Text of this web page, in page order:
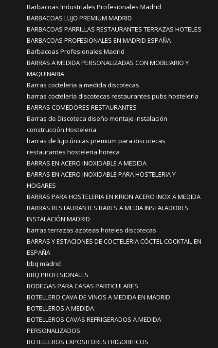
Barbacoas Industriales Profesionales Madrid
BARBACOAS LUJO PREMIUM MADRID
BARBACOAS PARRILLAS RESTAURANTES TERRAZAS HOTELES
BARBACOAS PROFESIONALES EN MADRID ESPAÑA
Barbacoas Profesionales Madrid
BARRAS A MEDIDA PERSONALIZADAS CON MOBILIARIO Y
MAQUINARIA
Barras cocteleria a medida discotecas
barras coctelería discotecas restaurantes pubs hostelería
BARRAS COMEDORES RESTAURANTES
Barras de Discoteca diseño montaje instalación
construcción Hosteleria
barras de lujo únicas premium para discotecas
restaurantes hosteleria horeca
BARRAS EN ACERO INOXIDABLE A MEDIDA
BARRAS EN ACERO INOXIDABLE PARA HOSTELERIA Y
HOGARES
BARRAS PARA HOSTELERIA EN KRION ACERO INOX A MEDIDA
BARRAS RESTAURANTES BARES A MEDIA INSTALADORES
INSTALACIÓN MADRID
barras terrazas azoteas hoteles discotecas
BARRAS Y ESTACIONES DE COCTELERIA CÓCTEL COCKTAIL EN
ESPAÑA
bbq madrid
BBQ PROFESIONALES
BODEGAS PARA CASAS PARTICULARES
BOTELLERO CAVA DE VINOS A MEDIDA EN MADRID
BOTELLEROS A MEDIDA
BOTELLEROS CAVAS REFRIGERADOS A MEDIDA
PERSONALIZADOS
BOTELLEROS EXPOSITORES FRIGORIFICOS